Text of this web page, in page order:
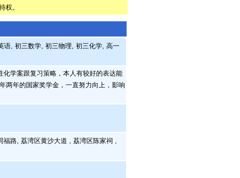
权。
, 初三数学, 初三物理, 初三化学, 高一
学案跟复习策略，本人有较好的表达能
两年的国家奖学金，一直努力向上，影响
路, 荔湾区黄沙大道 , 荔湾区陈家祠 ,